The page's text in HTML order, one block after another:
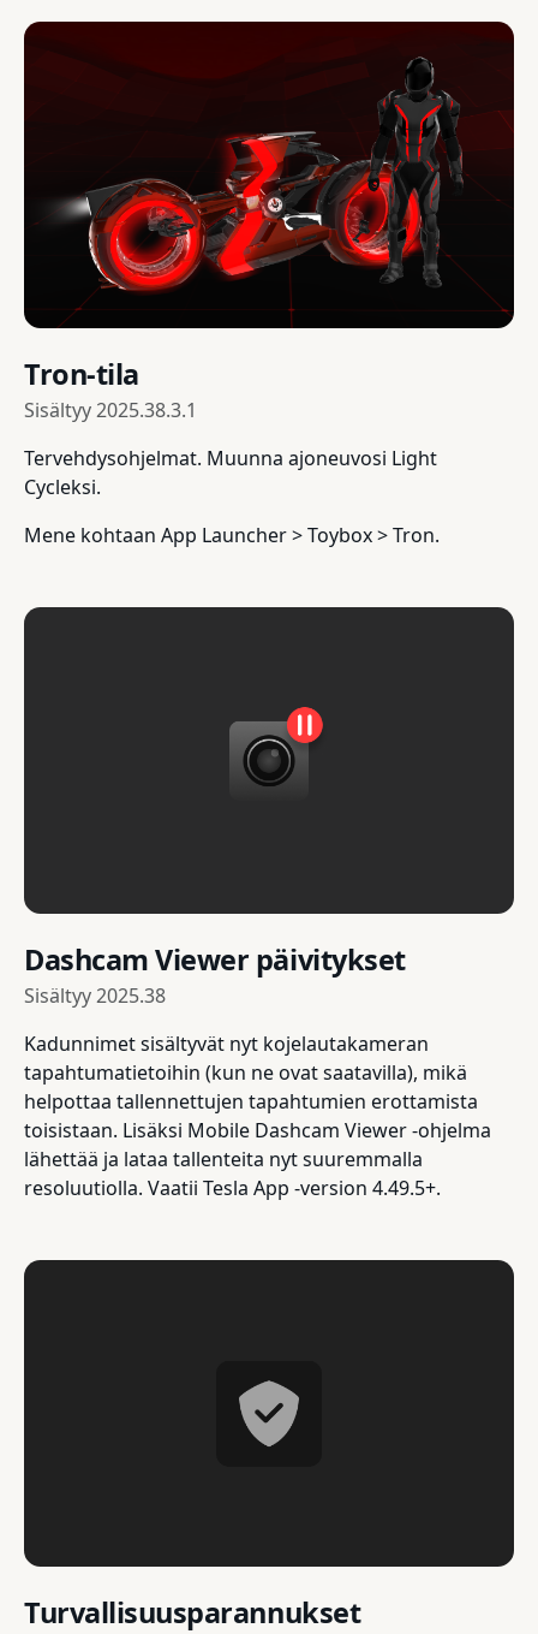
Tron-tila
Sisältyy2025.38.3.1
Tervehdysohjelmat. Muunna ajoneuvosi Light
Cycleksi.
Mene kohtaan App Launcher > Toybox > Tron.
Dashcam Viewer päivitykset
Sisältyy2025.38
Kadunnimet sisältyvät nyt kojelautakameran
tapahtumatietoihin (kun ne ovat saatavilla), mikä
helpottaa tallennettujen tapahtumien erottamista
toisistaan. Lisäksi Mobile Dashcam Viewer -ohjelma
lähettää ja lataa tallenteita nyt suuremmalla
resoluutiolla. Vaatii Tesla App -version 4.49.5+.
Turvallisuusparannukset